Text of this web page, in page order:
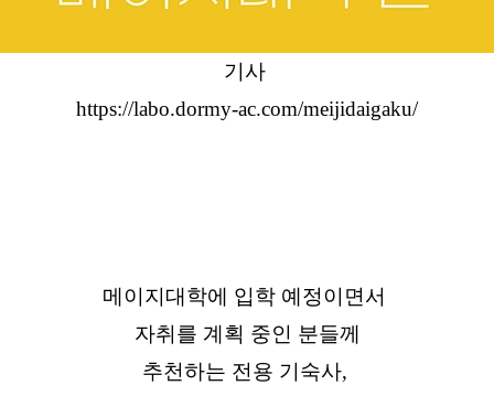
기사
https://labo.dormy-ac.com/meijidaigaku/
메이지대학에 입학 예정이면서
자취를 계획 중인 분들께
추천하는 전용 기숙사,